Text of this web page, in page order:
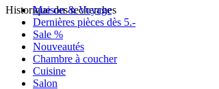
Historique des recherches
Maison & Voyage
Dernières pièces dès 5.-
Sale %
Nouveautés
Chambre à coucher
Cuisine
Salon